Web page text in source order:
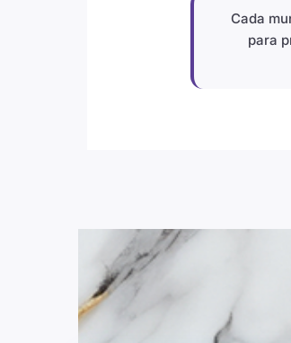
Cada
para